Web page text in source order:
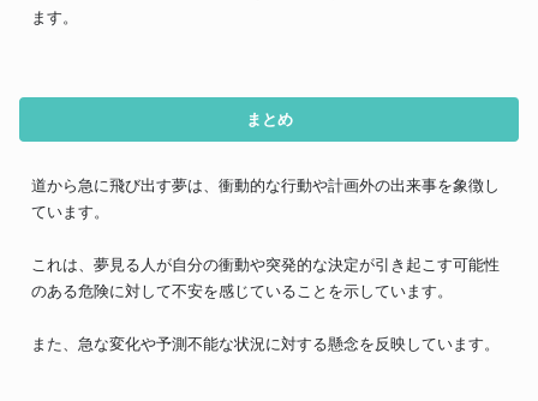
ます。
まとめ
道から急に飛び出す夢は、衝動的な行動や計画外の出来事を象徴し
ています。
これは、夢見る人が自分の衝動や突発的な決定が引き起こす可能性
のある危険に対して不安を感じていることを示しています。
また、急な変化や予測不能な状況に対する懸念を反映しています。